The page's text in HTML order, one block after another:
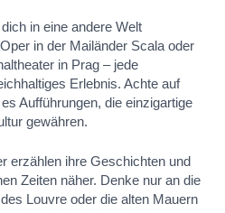
in eine andere Welt
in der Mailänder Scala oder
in Prag – jede
Erlebnis. Achte auf
Aufführungen, die einzigartige
gewähren.
erzählen ihre Geschichten und
Zeiten näher. Denke nur an die
des Louvre oder die alten Mauern